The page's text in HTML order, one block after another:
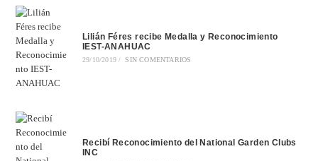
Lilián Féres recibe Medalla y Reconocimiento
IEST-ANAHUAC
29/10/2019 / SIN COMENTARIOS
Recibí Reconocimiento del National Garden Clubs
INC